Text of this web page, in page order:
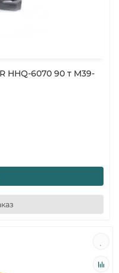
HHQ-6070 90 т M39-